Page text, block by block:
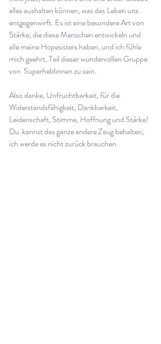
alles aushalten können, was das Leben uns
entgegenwirft. Es ist eine besondere Art von
Stärke, die diese Menschen entwickeln und
alle meine Hopesisters haben, und ich fühle
mich geehrt, Teil dieser wundervollen Gruppe
von  Superheldinnen zu sein.
Also danke, Unfruchtbarkeit, für die
Widerstandsfähigkeit, Dankbarkeit,
Leidenschaft, Stimme, Hoffnung und Stärke!
Du  kannst das ganze andere Zeug behalten;
ich werde es nicht zurück brauchen.